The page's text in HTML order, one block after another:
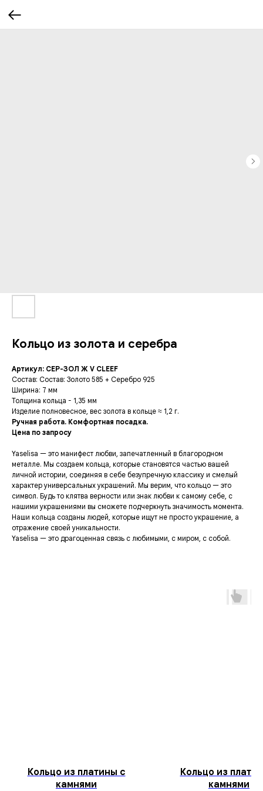
Кольцо из золота и серебра
Артикул: СЕР-ЗОЛ Ж V CLEEF
Состав: Состав: Золото 585 + Серебро 925
Ширина: 7 мм
Толщина кольца - 1,35 мм
Изделие полновесное, вес золота в кольце ≈ 1,2 г.
Ручная работа. Комфортная посадка.
Цена по запросу
Yaselisa — это манифест любви, запечатленный в благородном
металле. Мы создаем кольца, которые становятся частью вашей
личной истории, соединяя в себе безупречную классику и смелый
характер универсальных украшений. Мы верим, что кольцо — это
символ. Будь то клятва верности или знак любви к самому себе, с
нашими украшениями вы сможете подчеркнуть значимость момента.
Наши кольца созданы людей, которые ищут не просто украшение, а
отражение своей уникальности.
Yaselisa — это драгоценная связь с любимыми, с миром, с собой.
Кольцо из платины с
камнями
Кольцо из
камнями